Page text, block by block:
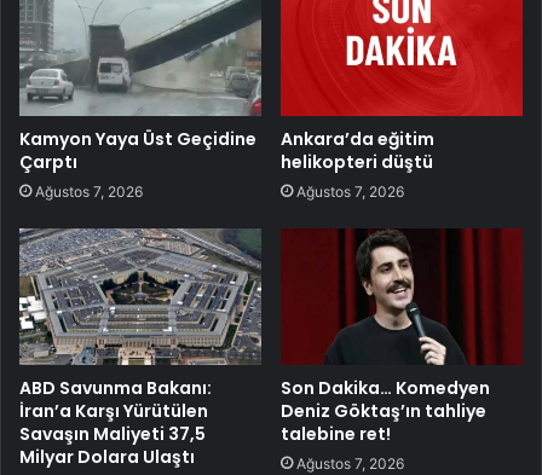
Kamyon Yaya Üst Geçidine
Çarptı
Ağustos 7, 2026
Ankara’da eğitim
helikopteri düştü
Ağustos 7, 2026
ABD Savunma Bakanı:
İran’a Karşı Yürütülen
Savaşın Maliyeti 37,5
Milyar Dolara Ulaştı
Son Dakika… Komedyen
Deniz Göktaş’ın tahliye
talebine ret!
Ağustos 7, 2026